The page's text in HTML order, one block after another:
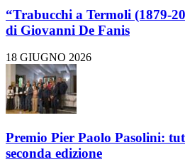
“Trabucchi a Termoli (1879-
di Giovanni De Fanis
18 GIUGNO 2026
Premio Pier Paolo Pasolini:
seconda edizione